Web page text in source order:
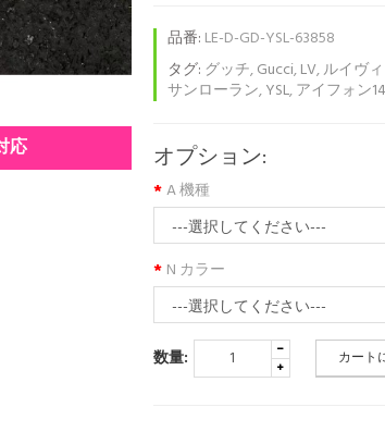
応
品番: LE-D-GD-YSL-63858
タグ: グッチ,Gucci,LV,ルイヴ
サンローラン,YSL,アイフォン14
オプション:
A 機種
N カラー
数量: カート